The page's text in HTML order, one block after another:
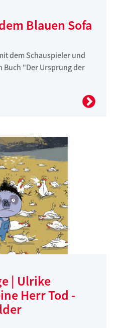
Blauen Sofa
dem Schauspieler und
Buch "Der Ursprung der
| Ulrike
Herr Tod -